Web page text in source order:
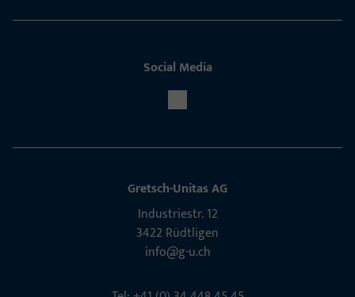
Social Media
Gretsch-Unitas AG
Indu­s­triestr. 12
3422 Rüdt­ligen
info@g-u.ch